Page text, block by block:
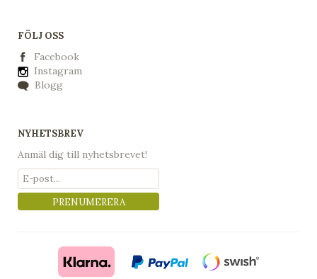
FÖLJ OSS
Facebook
Instagram
Blogg
NYHETSBREV
Anmäl dig till nyhetsbrevet!
PRENUMERERA